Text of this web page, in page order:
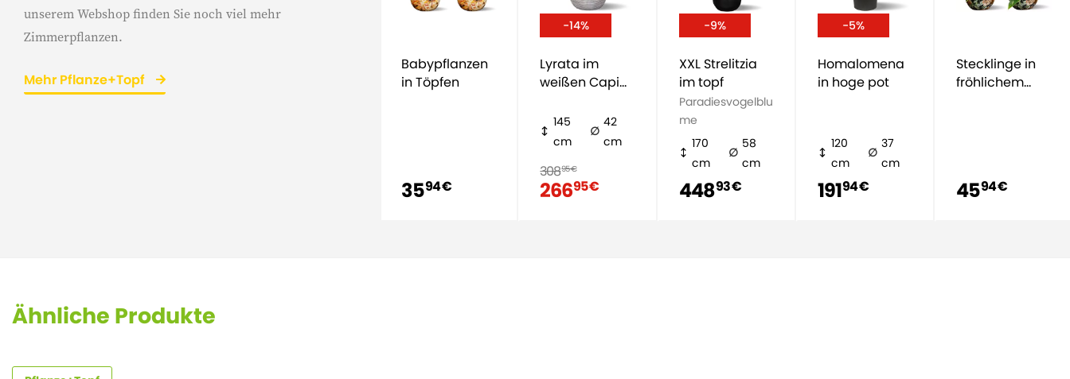
unserem Webshop finden Sie noch viel mehr
Zimmerpflanzen.
Mehr Pflanze+Topf
Babypflanzen
in Töpfen
3594 €
-14%
Lyrata im
weißen Capi
145
cm
42
cm
30895 €
26695 €
-9%
XXL Strelitzia
im topf
Paradiesvogelblu
me
170
cm
58
cm
44893 €
-5%
Homalomena
in hoge pot
120
cm
37
cm
19194 €
Stecklinge in
fröhlichem
4594 €
Ähnliche Produkte